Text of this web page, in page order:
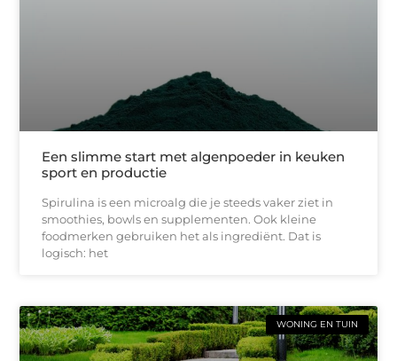
Een slimme start met algenpoeder in keuken
sport en productie
Spirulina is een microalg die je steeds vaker ziet in
smoothies, bowls en supplementen. Ook kleine
foodmerken gebruiken het als ingrediënt. Dat is
logisch: het
WONING EN TUIN